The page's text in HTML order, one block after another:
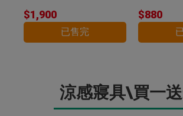
$1,900
已售完
$880
涼感寢具\買一